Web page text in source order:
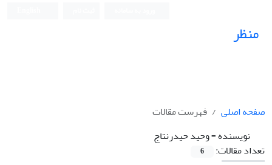
منظر
صفحه اصلی
فهرست مقالات
نویسنده =وحید حیدرنتاج
تعداد مقالات:
6